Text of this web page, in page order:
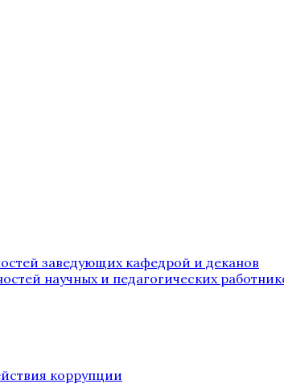
заведующих кафедрой и деканов
научных и педагогических
коррупции